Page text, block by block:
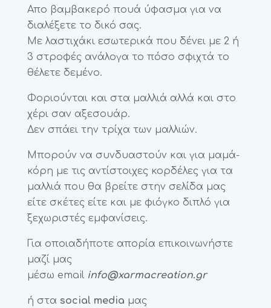
Απο βαμβακερό πουά ύφασμα για να
διαλέξετε το δικό σας.
Με λαστιχάκι εσωτερικά που δένει με 2 ή
3 στροφές ανάλογα το πόσο σφιχτά το
θέλετε δεμένο.
Φοριούνται και στα μαλλιά αλλά και στο
χέρι σαν αξεσουάρ.
Δεν σπάει την τρίχα των μαλλιών.
Μπορούν να συνδυαστούν και για μαμά-
κόρη με τις αντίστοιχες κορδέλες για τα
μαλλιά που θα βρείτε στην σελίδα μας
είτε σκέτες είτε και με φιόγκο διπλό για
ξεχωριστές εμφανίσεις.
Για οποιαδήποτε απορία επικοινωνήστε
μαζί μας
μέσω email info@xarmacreation.gr
ή στα social media μας